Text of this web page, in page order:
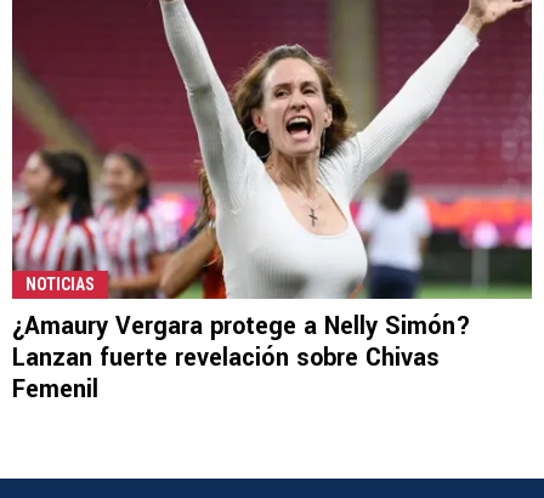
NOTICIAS
¿Amaury Vergara protege a Nelly Simón?
Lanzan fuerte revelación sobre Chivas
Femenil